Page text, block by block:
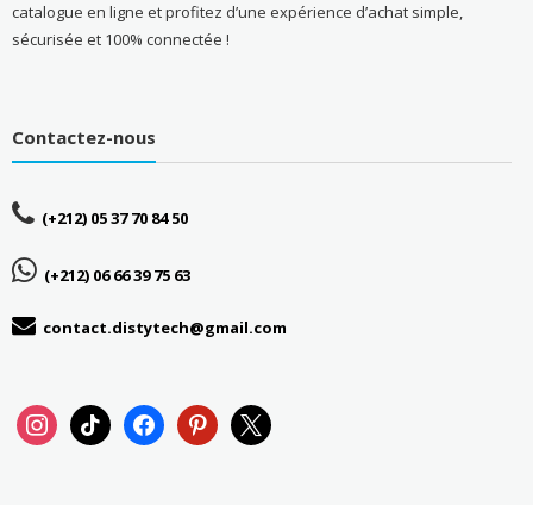
catalogue en ligne et profitez d’une expérience d’achat simple,
sécurisée et 100% connectée !
Contactez-nous
(+212) 05 37 70 84 50
(+212) 06 66 39 75 63
contact.distytech@gmail.com
instagramtiktok facebookpinterest
x